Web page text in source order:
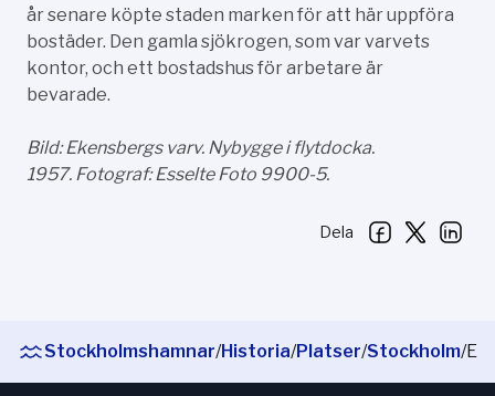
år senare köpte staden marken för att här uppföra
bostäder. Den gamla sjökrogen, som var varvets
kontor, och ett bostadshus för arbetare är
bevarade.
Bild: Ekensbergs varv. Nybygge i flytdocka.
1957. Fotograf: Esselte Foto 9900-5.
Dela
Stockholmshamnar/Historia/Platser/Stockholm/